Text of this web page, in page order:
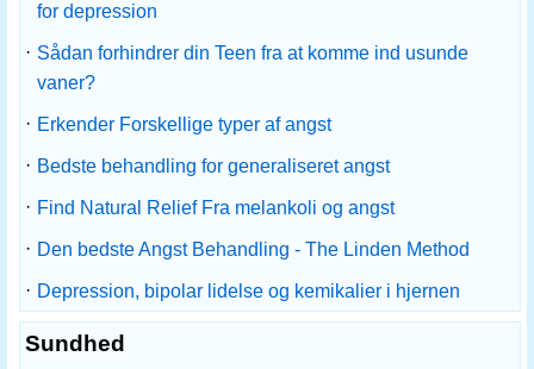
for depression
· Sådan forhindrer din Teen fra at komme ind usunde
vaner?
· Erkender Forskellige typer af angst
· Bedste behandling for generaliseret angst
· Find Natural Relief Fra melankoli og angst
· Den bedste Angst Behandling - The Linden Method
· Depression, bipolar lidelse og kemikalier i hjernen
Sundhed